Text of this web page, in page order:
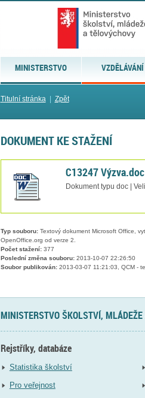
MINISTERSTVO VZDĚLÁVÁNÍ
Titulní stránka| Zpět
DOKUMENT KE STAŽENÍ
C13247 Výzva.doc
Dokument typu doc |
Typ souboru:Textový dokument Microsoft Office,
OpenOffice.org od verze 2.
Počet stažení:377
Poslední změna souboru:2013-10-07 22:26:50
Soubor publikován:2013-03-07 11:21:03, QCM -
MINISTERSTVO ŠKOLSTVÍ,
Rejstříky, databáze
Statistika školství
Pro veřejnost